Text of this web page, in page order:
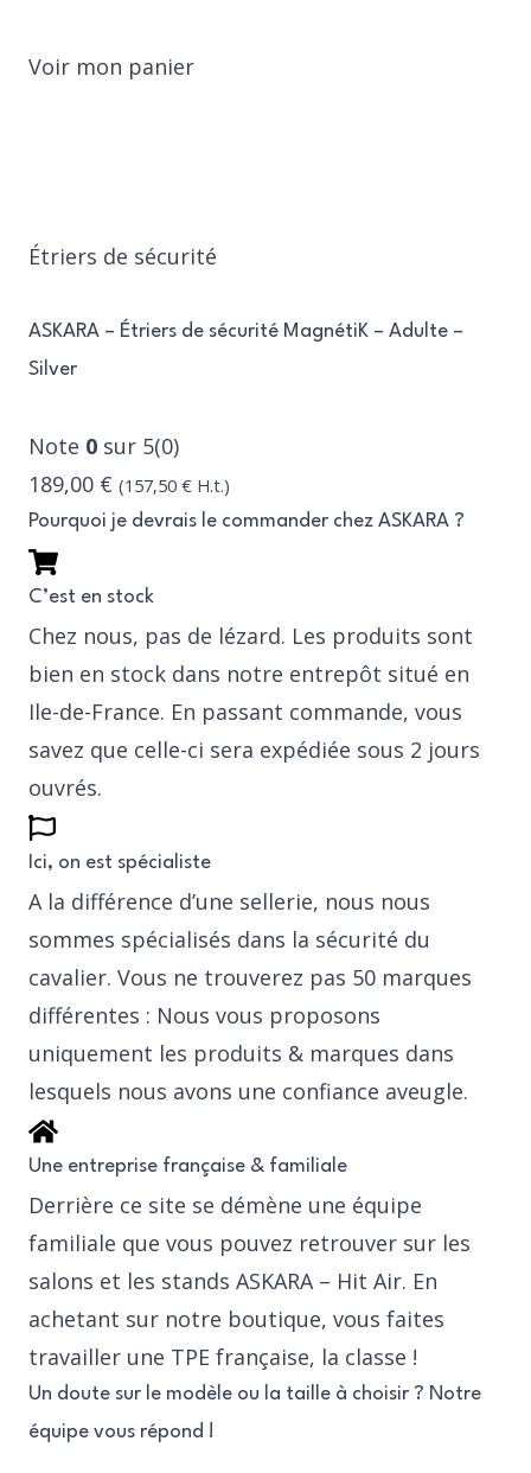
Voir mon panier
Étriers de sécurité
ASKARA – Étriers de sécurité MagnétiK – Adulte –
Silver
Note 0 sur 5(0)
189,00 € (157,50 € H.t.)
Pourquoi je devrais le commander chez ASKARA ?
C’est en stock
Chez nous, pas de lézard. Les produits sont
bien en stock dans notre entrepôt situé en
Ile-de-France. En passant commande, vous
savez que celle-ci sera expédiée sous 2 jours
ouvrés.
Ici, on est spécialiste
A la différence d’une sellerie, nous nous
sommes spécialisés dans la sécurité du
cavalier. Vous ne trouverez pas 50 marques
différentes : Nous vous proposons
uniquement les produits & marques dans
lesquels nous avons une confiance aveugle.
Une entreprise française & familiale
Derrière ce site se démène une équipe
familiale que vous pouvez retrouver sur les
salons et les stands ASKARA – Hit Air. En
achetant sur notre boutique, vous faites
travailler une TPE française, la classe !
Un doute sur le modèle ou la taille à choisir ? Notre
équipe vous répond !